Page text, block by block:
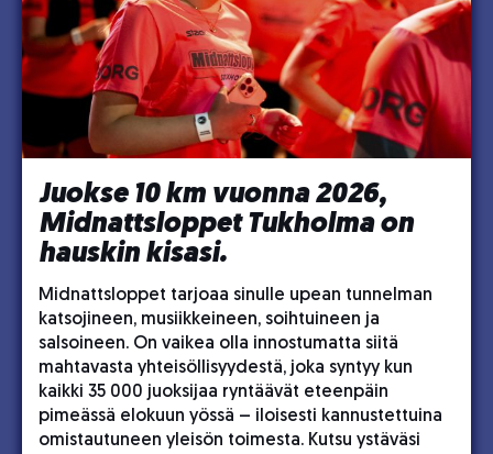
Juokse 10 km vuonna 2026,
Midnattsloppet Tukholma on
hauskin kisasi.
Midnattsloppet tarjoaa sinulle upean tunnelman
katsojineen, musiikkeineen, soihtuineen ja
salsoineen. On vaikea olla innostumatta siitä
mahtavasta yhteisöllisyydestä, joka syntyy kun
kaikki 35 000 juoksijaa ryntäävät eteenpäin
pimeässä elokuun yössä – iloisesti kannustettuina
omistautuneen yleisön toimesta. Kutsu ystäväsi